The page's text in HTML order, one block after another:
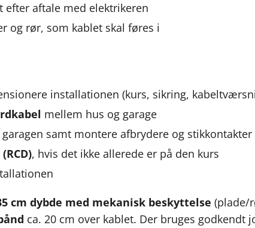
efter aftale med elektrikeren
og rør, som kablet skal føres i
installationen (kurs, sikring,
mellem hus og garage
samt montere afbrydere og stikkontakter
, hvis det ikke allerede er på den kurs
cm dybde med mekanisk beskyttelse (plade/
ca. 20 cm over kablet. Der bruges godkendt